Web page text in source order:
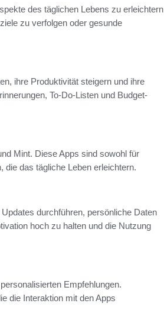
des täglichen Lebens zu erleichtern
zu verfolgen oder gesunde
ihre Produktivität steigern und ihre
To-Do-Listen und Budget-
Mint. Diese Apps sind sowohl für
die das tägliche Leben erleichtern.
durchführen, persönliche Daten
hoch zu halten und die Nutzung
Empfehlungen.
die Interaktion mit den Apps